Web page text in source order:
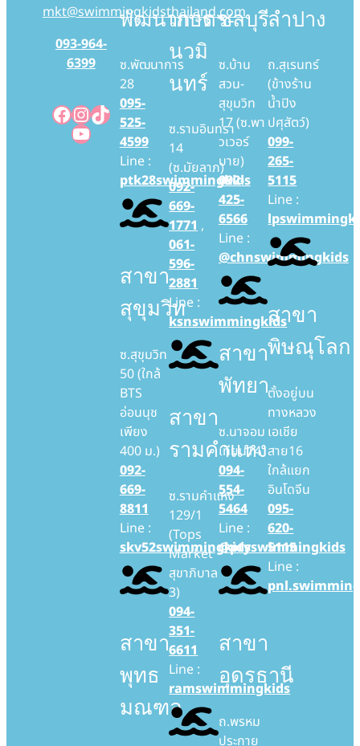
mkt@swimmingkidsthailand.com
093-964-
6399
Facebook
Instagram
TikTok
YouTube
พัฒนาการ
ซ.พัฒนาการ
28
095-
525-
4599
Line :
ptk28swimmingkids
สาขา
สุขุมวิท
ซ.สุขุมวิท
50 (ใกล้
BTS
อ่อนนุช
เพียง
400 ม.)
092-
669-
8811
Line :
skv52swimmingkids
สาขา
พุทธ
มณฑล
เกษตร-
นวมิ
นทร์
ซ.รามอินทรา
14
(ซ.มัยลาภ)
092-
669-
1771,
061-
596-
2881
Line :
ksnswimmingkids
สาขา
รามคำแหง
ซ.รามคำแหง
129/1
(Tops
Market
สุขาภิบาล
3)
094-
351-
6611
Line :
ramswimmingkids
ชลบุรี
ซ.บ้าน
สวน-
สุขุมวิท
17 (ซ.พา
วเวอร์
บาย)
092-
425-
6566
Line :
@chnswimmingkids
สาขา
พัทยา
ซ.นาจอม
เทียน14
094-
554-
5464
Line :
@ptyswimmingkids
สาขา
อุดรธานี
ถ.พรหม
ประกาย
ลำปาง
ถ.สุเรนทร์
(ข้างร้าน
น้ำปิง
ปศุสัตว์)
099-
265-
5115
Line :
สาขา
พิษณุโลก
ตั้งอยู่บน
ทางหลวง
เอเชีย
สาย16
ใกล้แยก
อินโดจีน
095-
620-
5115
Line :